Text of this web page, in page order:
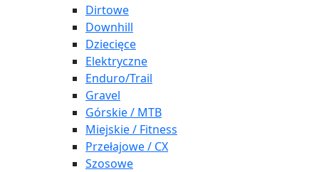
Dirtowe
Downhill
Dziecięce
Elektryczne
Enduro/Trail
Gravel
Górskie / MTB
Miejskie / Fitness
Przełajowe / CX
Szosowe